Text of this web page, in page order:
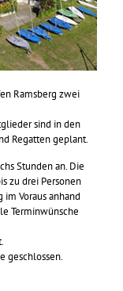
Ramsberg zwei
sind in den
Regatten geplant.
Stunden an. Die
zu drei Personen
Voraus anhand
Terminwünsche
geschlossen.